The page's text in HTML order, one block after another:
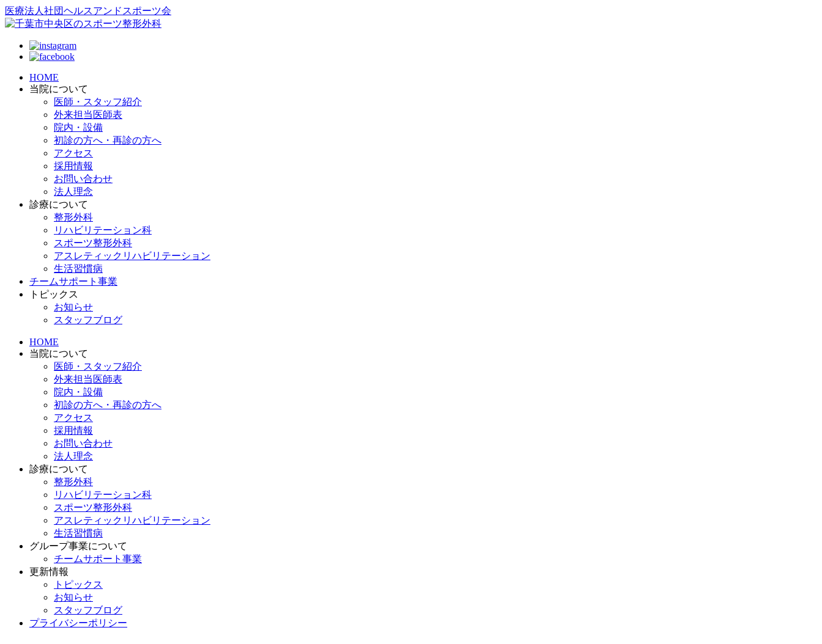
医療法人社団ヘルスアンドスポーツ会
HOME
当院について
医師・スタッフ紹介
外来担当医師表
院内・設備
初診の方へ・再診の方へ
アクセス
採用情報
お問い合わせ
法人理念
診療について
整形外科
リハビリテーション科
スポーツ整形外科
アスレティックリハビリテーション
生活習慣病
チームサポート事業
トピックス
お知らせ
スタッフブログ
HOME
当院について
医師・スタッフ紹介
外来担当医師表
院内・設備
初診の方へ・再診の方へ
アクセス
採用情報
お問い合わせ
法人理念
診療について
整形外科
リハビリテーション科
スポーツ整形外科
アスレティックリハビリテーション
生活習慣病
グループ事業について
チームサポート事業
更新情報
トピックス
お知らせ
スタッフブログ
プライバシーポリシー